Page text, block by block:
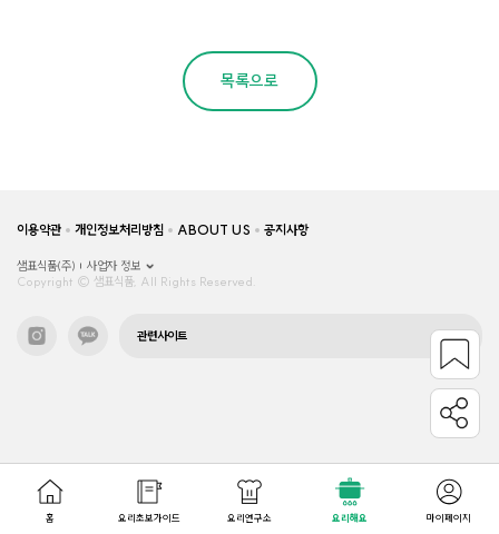
홈 요리초보가이드 요리연구소 요리해요 마이페이지
목록으로
이용약관 개인정보처리방침 ABOUT US 공지사항
샘표식품(주)
사업자 정보
Copyright © 샘표식품, All Rights Reserved.
관련사이트